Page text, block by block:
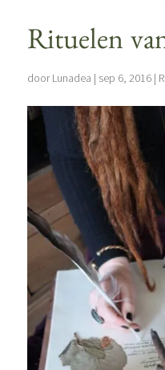
Rituelen
doorLunadea | sep 6, 2016|